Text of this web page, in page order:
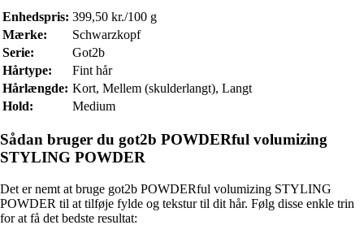
Enhedspris: 399,50 kr./100 g
Mærke:
Schwarzkopf
Serie:
Got2b
Hårtype:
Fint hår
Hårlængde: Kort, Mellem (skulderlangt), Langt
Hold:
Medium
Sådan bruger du got2b POWDERful volumizing
STYLING POWDER
Det er nemt at bruge got2b POWDERful volumizing STYLING
POWDER til at tilføje fylde og tekstur til dit hår. Følg disse enkle trin
for at få det bedste resultat: